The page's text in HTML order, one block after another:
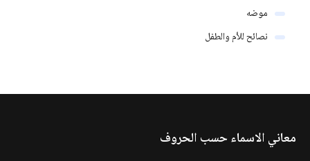
موضه
نصائح للأم والطفل
معاني الاسماء حسب الحروف